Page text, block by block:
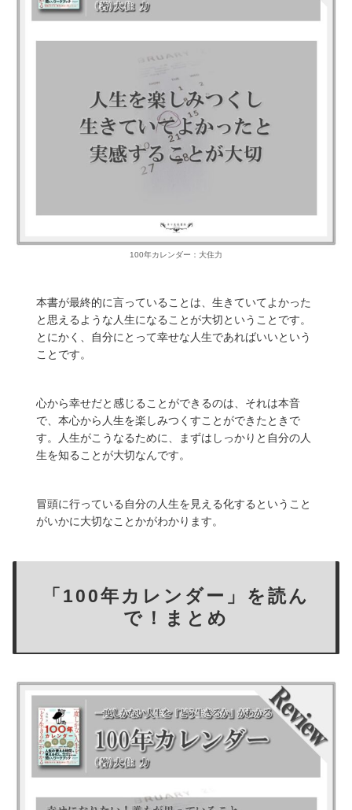
100年カレンダー：大住力
本書が最終的に言っていることは、生きていてよかった
と思えるような人生になることが大切ということです。
とにかく、自分にとって幸せな人生であればいいという
ことです。
心から幸せだと感じることができるのは、それは本音
で、本心から人生を楽しみつくすことができたときで
す。人生がこうなるために、まずはしっかりと自分の人
生を知ることが大切なんです。
冒頭に行っている自分の人生を見える化するということ
がいかに大切なことかがわかります。
「100年カレンダー」を読ん
で！まとめ